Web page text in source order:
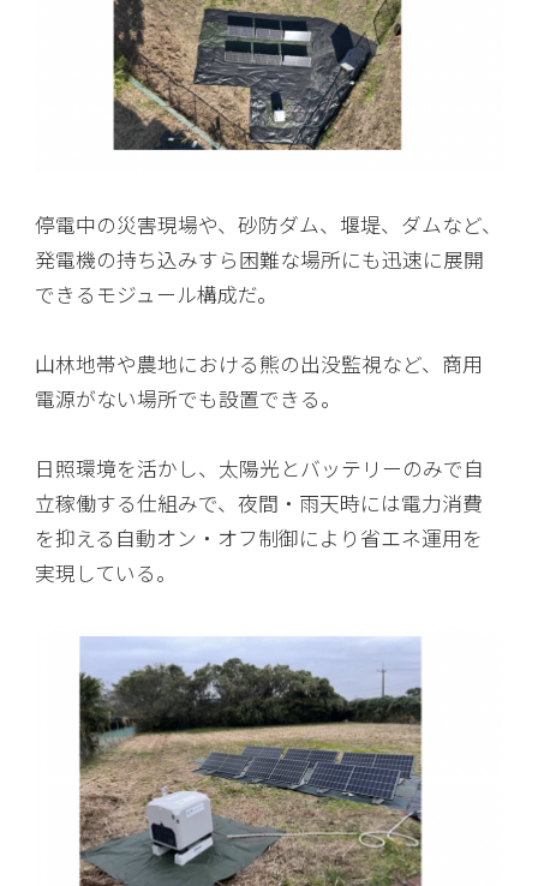
停電中の災害現場や、砂防ダム、堰堤、ダムなど、
発電機の持ち込みすら困難な場所にも迅速に展開
できるモジュール構成だ。
山林地帯や農地における熊の出没監視など、商用
電源がない場所でも設置できる。
日照環境を活かし、太陽光とバッテリーのみで自
立稼働する仕組みで、夜間・雨天時には電力消費
を抑える自動オン・オフ制御により省エネ運用を
実現している。